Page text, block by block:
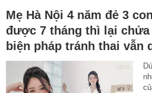
Mẹ Hà Nội 4 năm đẻ 3
được 7 tháng thì lại
biện pháp tránh thai vẫn